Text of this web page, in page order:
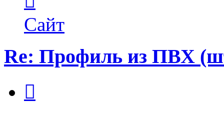
пользователя
Maks42
Сайт
Re: Профиль из ПВХ